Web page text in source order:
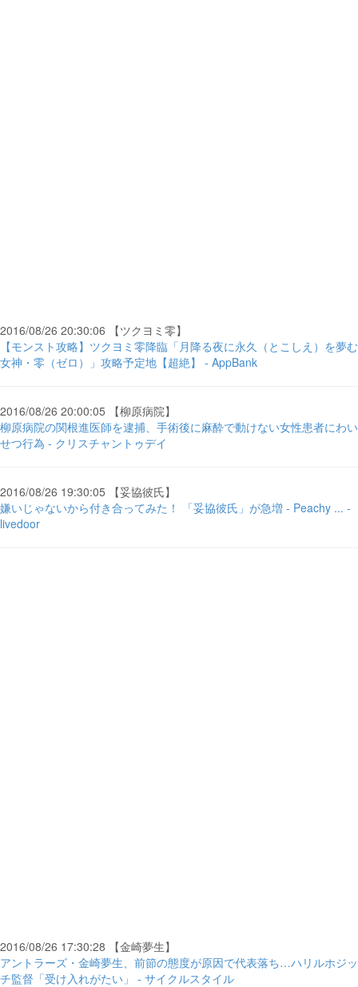
2016/08/26 20:30:06 【ツクヨミ零】
【モンスト攻略】ツクヨミ零降臨「月降る夜に永久（とこしえ）を夢む
女神・零（ゼロ）」攻略予定地【超絶】 - AppBank
2016/08/26 20:00:05 【柳原病院】
柳原病院の関根進医師を逮捕、手術後に麻酔で動けない女性患者にわい
せつ行為 - クリスチャントゥデイ
2016/08/26 19:30:05 【妥協彼氏】
嫌いじゃないから付き合ってみた！ 「妥協彼氏」が急増 - Peachy ... -
livedoor
2016/08/26 17:30:28 【金崎夢生】
アントラーズ・金崎夢生、前節の態度が原因で代表落ち…ハリルホジッ
チ監督「受け入れがたい」 - サイクルスタイル